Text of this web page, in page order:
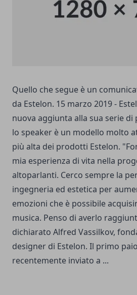
Quello che segue è un
da Estelon. 15 marzo 2019 -
nuova aggiunta alla sua serie di
lo speaker è un modello molto
più alta dei prodotti Estelon.
mia esperienza di vita nella
altoparlanti. Cerco sempre la
ingegneria ed estetica per
emozioni che è possibile
musica. Penso di averlo
dichiarato Alfred Vassilkov,
designer di Estelon. Il primo
recentemente inviato a ...